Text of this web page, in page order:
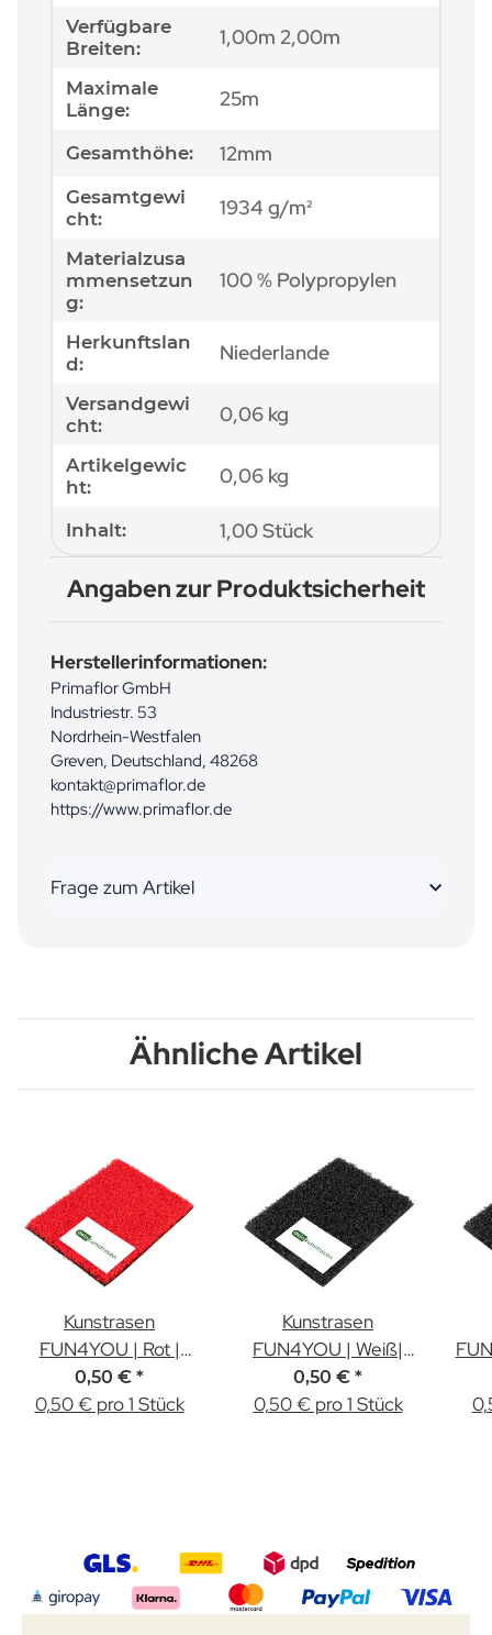
Verfügbare
Breiten:
1,00m 2,00m
Maximale
Länge:
25m
Gesamthöhe: 12mm
Gesamtgewi
cht:
1934 g/m²
Materialzusa
mmensetzun
g:
100 % Polypropylen
Herkunftslan
d:
Niederlande
Versandgewi
cht:
0,06 kg
Artikelgewic
ht:
0,06 kg
Inhalt: 1,00 Stück
Angaben zur Produktsicherheit
Herstellerinformationen:
Primaflor GmbH
Industriestr. 53
Nordrhein-Westfalen
Greven, Deutschland, 48268
kontakt@primaflor.de
https://www.primaflor.de
Frage zum Artikel
Ähnliche Artikel
Kunstrasen
FUN4YOU | Rot |
12mm | Muster
0,50 € *
0,50 € pro 1 Stück
Kunstrasen
FUN4YOU | Weiß|
12mm | Muster
0,50 € *
0,50 € pro 1 Stück